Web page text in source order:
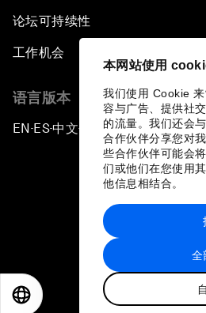
本网站使用
我们使用 Cookie
容与广告、提供社
的流量。我们还会
合作伙伴分享您对
些合作伙伴可能会
们或他们在您使用
他信息相结合。
全
论坛可持续性
工作机会
语言版本
EN ▪ ES▪中文▪ 日本語
站点地图
世界经